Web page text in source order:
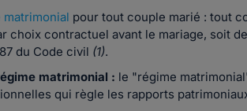
matrimonial pour tout couple marié : tout
choix contractuel avant le mariage, soit
du Code civil (1).
matrimonial : le "régime
qui règle les rapports